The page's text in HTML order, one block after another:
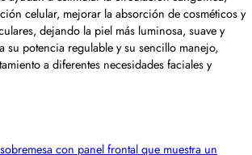
celular, mejorar la absorción de cosméticos y
dejando la piel más luminosa, suave y
su potencia regulable y su sencillo manejo,
a diferentes necesidades faciales y